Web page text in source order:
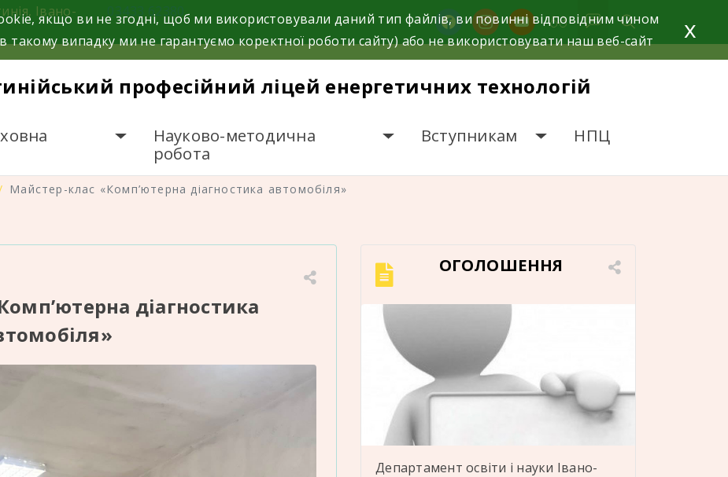
Івано-
03433 62380 facebookinstagramyoutube
професійний ліцей енергетичних технологій
Науково-методична
робота
Вступникам НПЦ
Майстер-клас «Комп’ютерна діагностика автомобіля»
діагностика
ОГОЛОШЕННЯ
Департамент освіти і науки Івано-
якщо ви не згодні, щоб ми використовували даний тип файлів, ви повинні відповідним чином
випадку ми не гарантуємо коректної роботи сайту) або не використовувати наш веб-сайт
x